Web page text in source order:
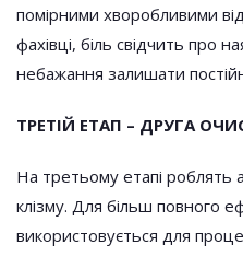
помірними хворобливими
фахівці, біль свідчить про
небажання залишати
ТРЕТІЙ ЕТАП – ДРУГА
На третьому етапі роблять
клізму. Для більш повного
використовується для